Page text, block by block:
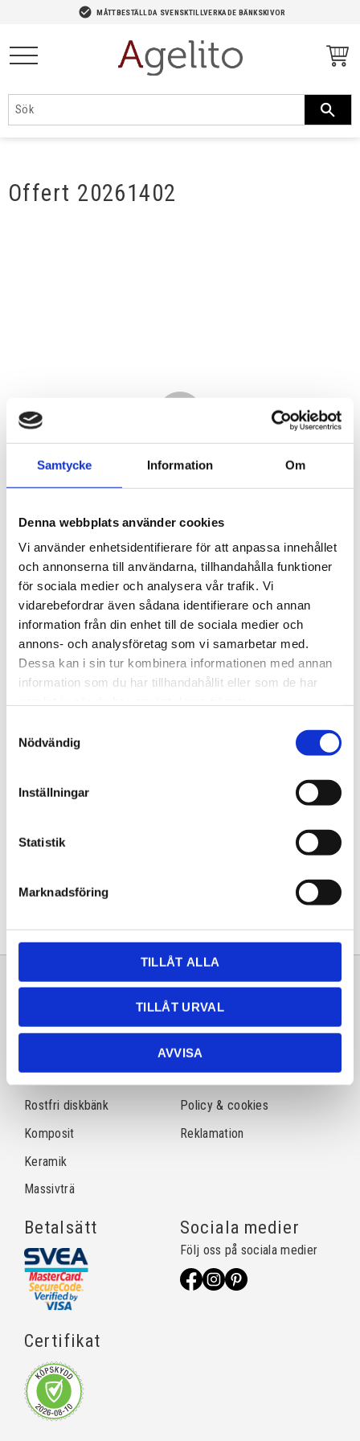
Samtycke Information Om
Denna webbplats använder cookies
Vi använder enhetsidentifierare för att anpassa innehållet
och annonserna till användarna, tillhandahålla funktioner
för sociala medier och analysera vår trafik. Vi
vidarebefordrar även sådana identifierare och annan
information från din enhet till de sociala medier och
annons- och analysföretag som vi samarbetar med.
Dessa kan i sin tur kombinera informationen med annan
information som du har tillhandahållit eller som de har
Nödvändig
Inställningar
Statistik
Marknadsföring
TILLÅT ALLA
TILLÅT URVAL
AVVISA
check_circle MÅTTBESTÄLLDA SVENSKTILLVERKADE BÄNKSKIVOR
Offert 20261402
5 440,00KR
Antal
Lagervara
Artikelnr
20261402
Sortiment
Natursten
Rostfri diskbänk
Komposit
Keramik
Massivträ
Information
Frågor & svar
Köpvillkor
Policy & cookies
Reklamation
Betalsätt
Certifikat
Sociala medier
Följ oss på sociala medier